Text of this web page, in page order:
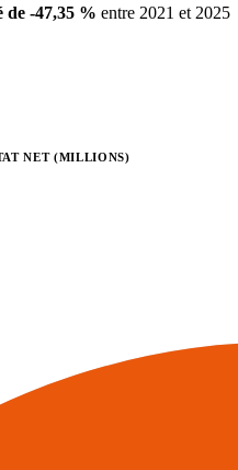
de -47,35 % entre 2021 et 2025
NET (MILLIONS)